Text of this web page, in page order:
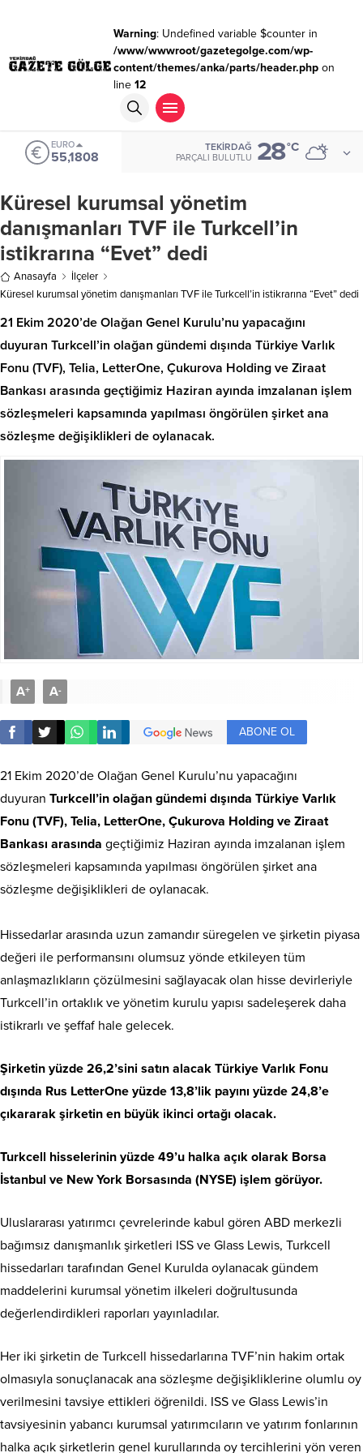
Warning: Undefined variable $counter in
/www/wwwroot/gazetegolge.com/wp-
content/themes/anka/parts/header.phpon
line 12
EURO
55,1808
TEKIRDAĞ
PARÇALI BULUTLU 28°C
Küresel kurumsal yönetim
danışmanları TVF ile Turkcell’in
istikrarına “Evet” dedi
Anasayfa
İlçeler
Küresel kurumsal yönetim danışmanları TVF ile Turkcell’in istikrarına “Evet” dedi
21 Ekim 2020’de Olağan Genel Kurulu’nu yapacağını
duyuran Turkcell’in olağan gündemi dışında Türkiye Varlık
Fonu (TVF), Telia, LetterOne, Çukurova Holding ve Ziraat
Bankası arasında geçtiğimiz Haziran ayında imzalanan işlem
sözleşmeleri kapsamında yapılması öngörülen şirket ana
sözleşme değişiklikleri de oylanacak.
A+ A-
ABONE OL
21 Ekim 2020’de Olağan Genel Kurulu’nu yapacağını
duyuran Turkcell’in olağan gündemi dışında Türkiye Varlık
Fonu (TVF), Telia, LetterOne, Çukurova Holding ve Ziraat
Bankası arasında geçtiğimiz Haziran ayında imzalanan işlem
sözleşmeleri kapsamında yapılması öngörülen şirket ana
sözleşme değişiklikleri de oylanacak.
Hissedarlar arasında uzun zamandır süregelen ve şirketin piyasa
değeri ile performansını olumsuz yönde etkileyen tüm
anlaşmazlıkların çözülmesini sağlayacak olan hisse devirleriyle
Turkcell’in ortaklık ve yönetim kurulu yapısı sadeleşerek daha
istikrarlı ve şeffaf hale gelecek.
Şirketin yüzde 26,2’sini satın alacak Türkiye Varlık Fonu
dışında Rus LetterOne yüzde 13,8’lik payını yüzde 24,8’e
çıkararak şirketin en büyük ikinci ortağı olacak.
Turkcell hisselerinin yüzde 49’u halka açık olarak Borsa
İstanbul ve New York Borsasında (NYSE) işlem görüyor.
Uluslararası yatırımcı çevrelerinde kabul gören ABD merkezli
bağımsız danışmanlık şirketleri ISS ve Glass Lewis, Turkcell
hissedarları tarafından Genel Kurulda oylanacak gündem
maddelerini kurumsal yönetim ilkeleri doğrultusunda
değerlendirdikleri raporları yayınladılar.
Her iki şirketin de Turkcell hissedarlarına TVF’nin hakim ortak
olmasıyla sonuçlanacak ana sözleşme değişikliklerine olumlu oy
verilmesini tavsiye ettikleri öğrenildi. ISS ve Glass Lewis’in
tavsiyesinin yabancı kurumsal yatırımcıların ve yatırım fonlarının
halka açık şirketlerin genel kurullarında oy tercihlerini yön veren